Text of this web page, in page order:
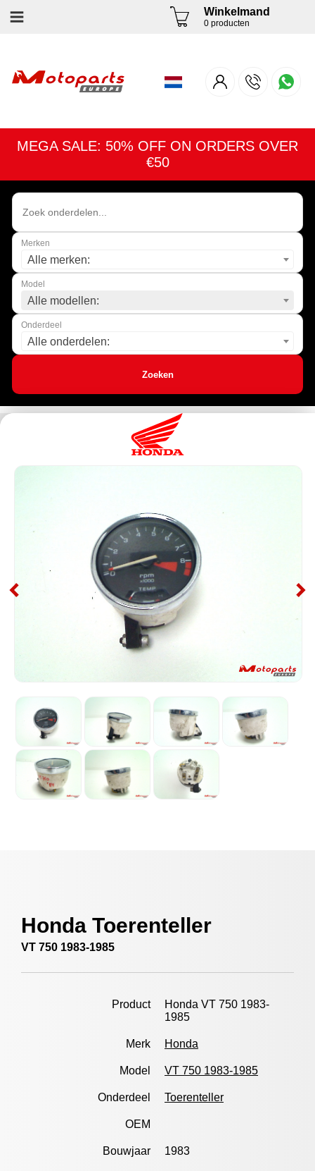
Winkelmand
0 producten
MEGA SALE: 50% OFF ON ORDERS OVER
€50
Merken
Alle merken:
Model
Alle modellen:
Onderdeel
Alle onderdelen:
Zoeken
Honda Toerenteller
VT 750 1983-1985
Product
Honda VT 750 1983-
1985
Merk Honda
Model VT 750 1983-1985
Onderdeel Toerenteller
OEM
Bouwjaar 1983